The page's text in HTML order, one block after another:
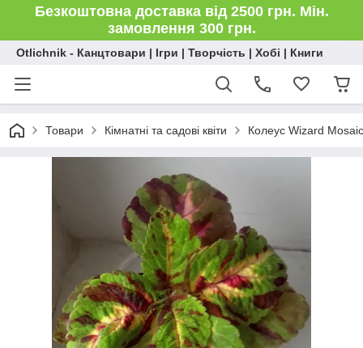
Безкоштовна доставка від 2500 грн. Мін.
замовлення 300 грн.
Otlichnik - Канцтовари | Ігри | Творчість | Хобі | Книги
Товари Кімнатні та садові квіти Колеус Wizard Mosaic